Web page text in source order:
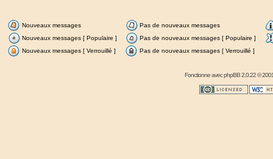
Nouveaux messages
Pas de nouveaux messages
Nouveaux messages [ Populaire ]
Pas de nouveaux messages [ Populaire ]
Nouveaux messages [ Verrouillé ]
Pas de nouveaux messages [ Verrouillé ]
Fonctionne avecphpBB2.0.22 ©